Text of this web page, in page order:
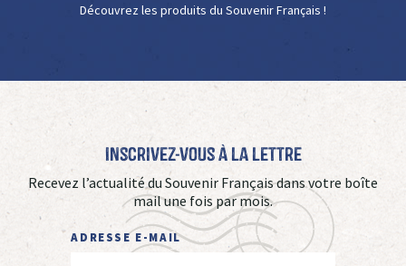
Découvrez les produits du Souvenir Français !
Inscrivez-vous à La Lettre
Recevez l’actualité du Souvenir Français dans votre boîte
mail une fois par mois.
ADRESSE E-MAIL